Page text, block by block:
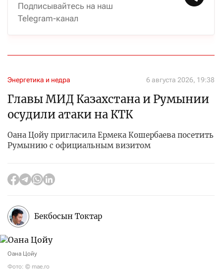
Подписывайтесь на наш
Telegram-канал
Энергетика и недра 6 августа 2026, 19:38
Главы МИД Казахстана и Румынии
осудили атаки на КТК
Оана Цойу пригласила Ермека Кошербаева посетить
Румынию с официальным визитом
Бекбосын Токтар
Оана Цойу
Фото: © mae.ro